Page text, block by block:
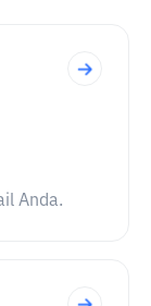
Anda.